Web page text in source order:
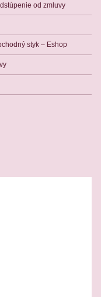
od zmluvy
styk – Eshop